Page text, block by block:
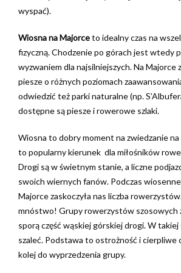
wyspać).
Wiosna na Majorceto idealny czas na
fizyczną. Chodzenie po górach jest wtedy
wyzwaniem dla najsilniejszych. Na Majorce
piesze o różnych poziomach
odwiedzić też parki naturalne (np.
dostępne są piesze i rowerowe szlaki.
Wiosna to dobry moment na zwiedzanie
to popularny kierunek dla miłośników
Drogi są w świetnym stanie, a liczne
swoich wiernych fanów. Podczas
Majorce zaskoczyła nas liczba
mnóstwo! Grupy rowerzystów szosowych
sporą część wąskiej górskiej drogi. W
szaleć. Podstawa to ostrożność i cierpliwe
kolej do wyprzedzenia grupy.